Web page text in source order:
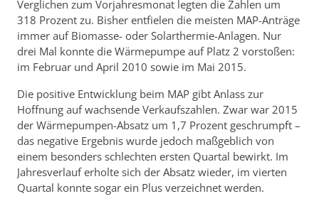
Verglichen zum Vorjahresmonat legten die Zahlen um
318 Prozent zu. Bisher entfielen die meisten MAP-Anträge
immer auf Biomasse- oder Solarthermie-Anlagen. Nur
drei Mal konnte die Wärmepumpe auf Platz 2 vorstoßen:
im Februar und April 2010 sowie im Mai 2015.
Die positive Entwicklung beim MAP gibt Anlass zur
Hoffnung auf wachsende Verkaufszahlen. Zwar war 2015
der Wärmepumpen-Absatz um 1,7 Prozent geschrumpft –
das negative Ergebnis wurde jedoch maßgeblich von
einem besonders schlechten ersten Quartal bewirkt. Im
Jahresverlauf erholte sich der Absatz wieder, im vierten
Quartal konnte sogar ein Plus verzeichnet werden.